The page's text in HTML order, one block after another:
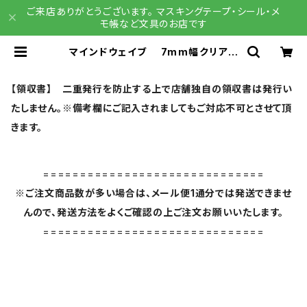
ご来店ありがとうございます。 マスキングテープ・シール・メ
モ帳など文具のお店です
マインドウェイブ 7mm幅クリアテ
SE店
【領収書】 二重発行を防止する上で店舗独自の領収書は発行い
たしません。※備考欄にご記入されましてもご対応不可とさせて頂
きます。
==============================
※ご注文商品数が多い場合は、メール便1通分では発送できませ
んので、発送方法をよくご確認の上ご注文お願いいたします。
==============================